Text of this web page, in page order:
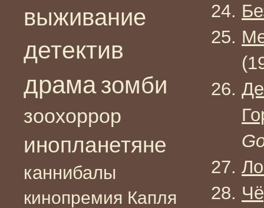
выживание
детектив
драма зомби
зоохоррор
инопланетяне
каннибалы
кинопремия Капля